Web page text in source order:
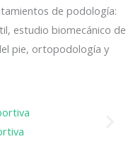
de podología:
estudio biomecánico de
pie, ortopodología y